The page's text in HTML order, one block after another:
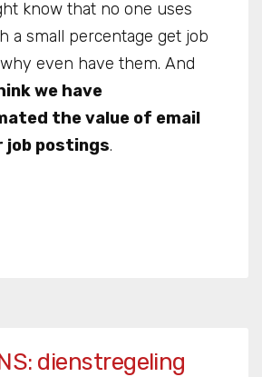
know that no one uses
a small percentage get job
even have them. And
we have
the value of email
postings.
dienstregeling